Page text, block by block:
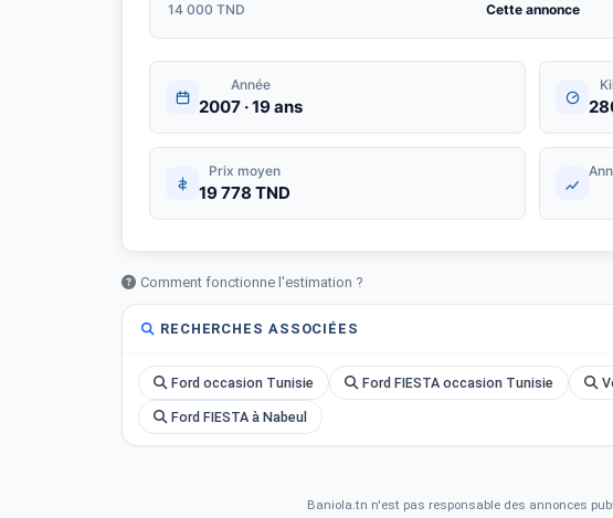
14 000 TND Cette annonce
Année
2007 · 19 ans
Prix moyen
19 778 TND
Comment fonctionne l'estimation ?
RECHERCHES ASSOCIÉES
Ford occasion Tunisie Ford FIESTA occasion Tunisie
Ford FIESTA à Nabeul
Baniola.tn n'est pas responsable des annonces